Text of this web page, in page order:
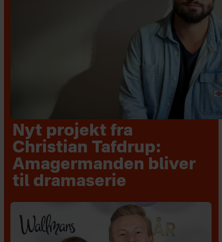
Nyt projekt fra
Christian Tafdrup:
Amagermanden bliver
til dramaserie